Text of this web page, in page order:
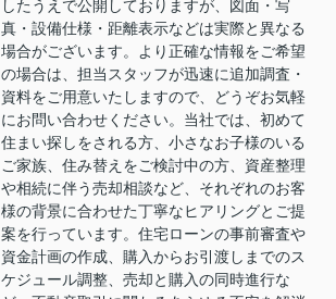
したうえで公開しておりますが、図面・写
真・設備仕様・距離表示などは実際と異なる
場合がございます。より正確な情報をご希望
の場合は、担当スタッフが迅速に追加調査・
資料をご用意いたしますので、どうぞお気軽
にお問い合わせください。当社では、初めて
住まい探しをされる方、小さなお子様のいる
ご家族、住み替えをご検討中の方、資産整理
や相続に伴う売却相談など、それぞれのお客
様の背景に合わせた丁寧なヒアリングとご提
案を行っています。住宅ローンの事前審査や
資金計画の作成、購入からお引渡しまでのス
ケジュール調整、売却と購入の同時進行な